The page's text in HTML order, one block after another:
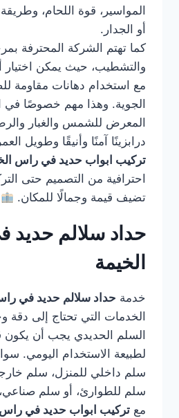
المواسير، قوة اللحام،
أو الجدار.
كما تهتم الشركة المحترفة
والتشطيب، حيث يمكن اختيار
مع استخدام دهانات مقاومة
الجوية. وهذا مهم خصوصًا في
المعرض للشمس والغبار
درابزينًا آمنًا وأنيقًا وطويل
تركيب ابواب حديد في راس
احترافية من التصميم حتى
تضيف قيمة وجمالًا للمكان.
حداد سلالم
الخيمة
خدمة حداد سلالم حديد في
الخدمات التي تحتاج إلى دقة
السلم الحديدي يجب أن يكون
لطبيعة الاستخدام اليومي.
سلم داخلي للمنزل، سلم
سلم للطوارئ، أو سلم
مع تركيب ابواب حديد في راس